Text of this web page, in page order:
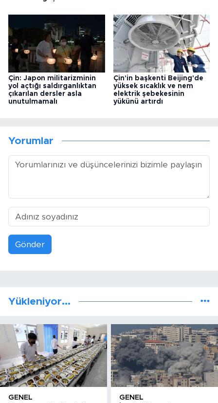
Çin: Japon militarizminin
yol açtığı saldırganlıktan
çıkarılan dersler asla
unutulmamalı
Çin'in başkenti Beijing'de
yüksek sıcaklık ve nem
elektrik şebekesinin
yükünü artırdı
Yorumlar
Gönder
Yükleniyor...
GENEL GENEL